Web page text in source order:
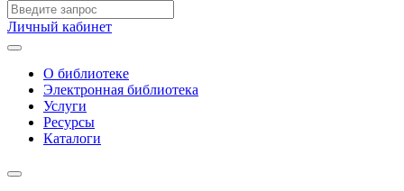
Личный кабинет
О библиотеке
Электронная библиотека
Услуги
Ресурсы
Каталоги